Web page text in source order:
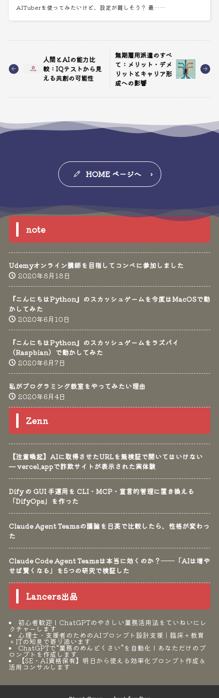
AITuberを使ってみたいけど、設定が難しそう？ 最……
人間とAIの能力比
較：IQテストから見
える共創の可能性
無期雇用派遣のすべ
て：メリット・デメ
リットとキャリア形
成への影響
HOME ページへ
note
Udemyオンライン講師を目指してコンペに参加しました
2020年8月18日
『こんにちはPython』のスカッシュゲームを今度はMacOSで動
かしてみた
2020年6月10日
『こんにちはPython』のスカッシュゲームをラズパイ
（Raspbian）で動かしてみた
2020年6月7日
私がプログラミング教室をやってみたい理由
2020年6月4日
Zenn
【注意喚起】AIに取得させたURLを無検証で開いてはいけない
— vercel.appで詐欺サイトが表示された実体験
Dify の GUI 手運用を CLI・MCP・宣言的管理に置き換える
「DifyOps」を作った
Claude Agent Teamsの議論を日英で比較したら、性格が変わっ
た
Claude Code Agent Teamsは本当に効くのか？──「AIは増や
せば賢くなる」を5つの研究で検証した
Lancers出品
初心者歓迎！ChatGPTのやさしい業務活用法をていねいにレ
クチャーします
心理士・支援者のためのAIプロンプト設計支援｜臨床＋教育
＋ITの知見で寄り添います
ChatGPTで“業務のめんどくさい”を自動化！あなただけのプ
ロンプトを作成します
【SE・AI資格保有】明日から使える効率化プロンプト作成＆
活用コンサルします